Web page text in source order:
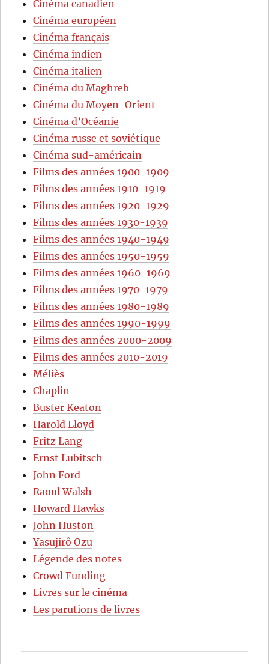
Cinéma canadien
Cinéma européen
Cinéma français
Cinéma indien
Cinéma italien
Cinéma du Maghreb
Cinéma du Moyen-Orient
Cinéma d’Océanie
Cinéma russe et soviétique
Cinéma sud-américain
Films des années 1900-1909
Films des années 1910-1919
Films des années 1920-1929
Films des années 1930-1939
Films des années 1940-1949
Films des années 1950-1959
Films des années 1960-1969
Films des années 1970-1979
Films des années 1980-1989
Films des années 1990-1999
Films des années 2000-2009
Films des années 2010-2019
Méliès
Chaplin
Buster Keaton
Harold Lloyd
Fritz Lang
Ernst Lubitsch
John Ford
Raoul Walsh
Howard Hawks
John Huston
Yasujirô Ozu
Légende des notes
Crowd Funding
Livres sur le cinéma
Les parutions de livres